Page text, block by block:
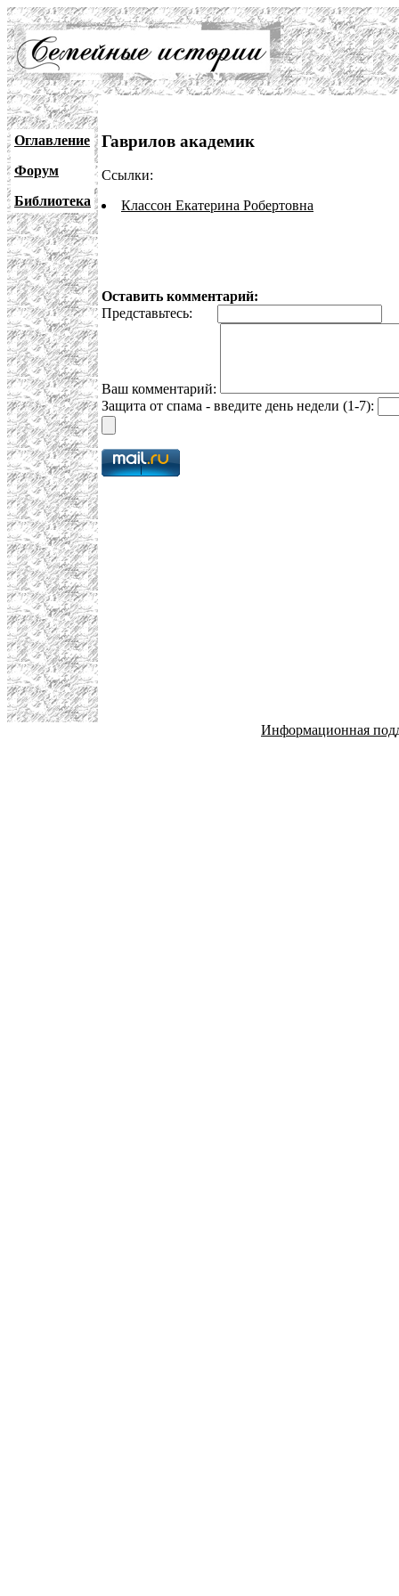
Оглавление
Форум
Библиотека
Гаврилов академик
Ссылки:
Классон Екатерина Робертовна
Оставить комментарий:
Представьтесь:
Ваш комментарий:
Защита от спама - введите день недели (1-7):
Информационная